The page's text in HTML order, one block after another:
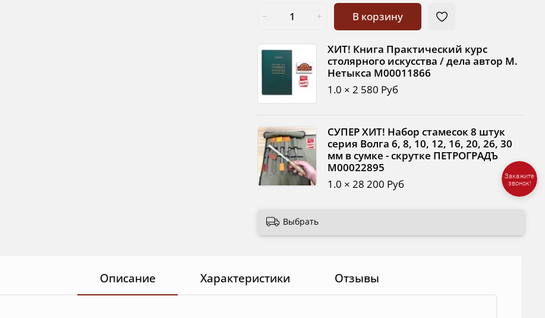
В корзину
ХИТ! Книга Практический курс
столярного искусства / дела автор М.
Нетыкса М00011866
1.0 × 2 580 Руб
СУПЕР ХИТ! Набор стамесок 8 штук
серия Волга 6, 8, 10, 12, 16, 20, 26, 30
мм в сумке - скрутке ПЕТРОГРАДЪ
М00022895
1.0 × 28 200 Руб
Выбрать
Описание Характеристики Отзывы
Закажите